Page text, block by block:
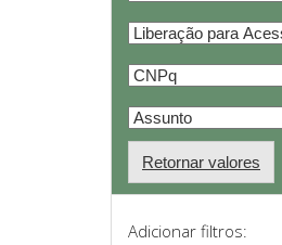
Retornar valores
Adicionar filtros: